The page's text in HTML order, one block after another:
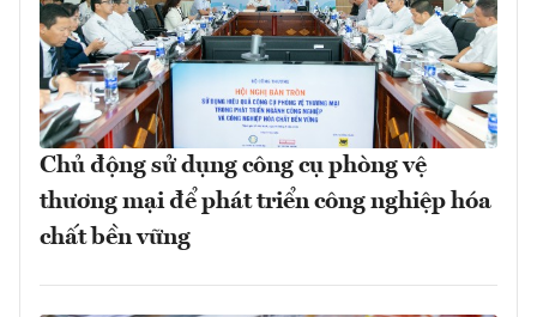
Chủ động sử dụng công cụ phòng vệ
thương mại để phát triển công nghiệp hóa
chất bền vững